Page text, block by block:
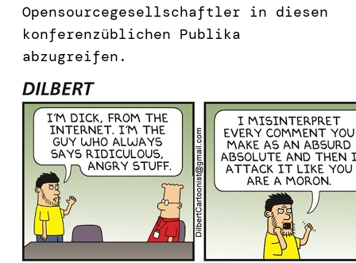
Opensourcegesellschaftler in diesen
konferenzüblichen Publika
abzugreifen.